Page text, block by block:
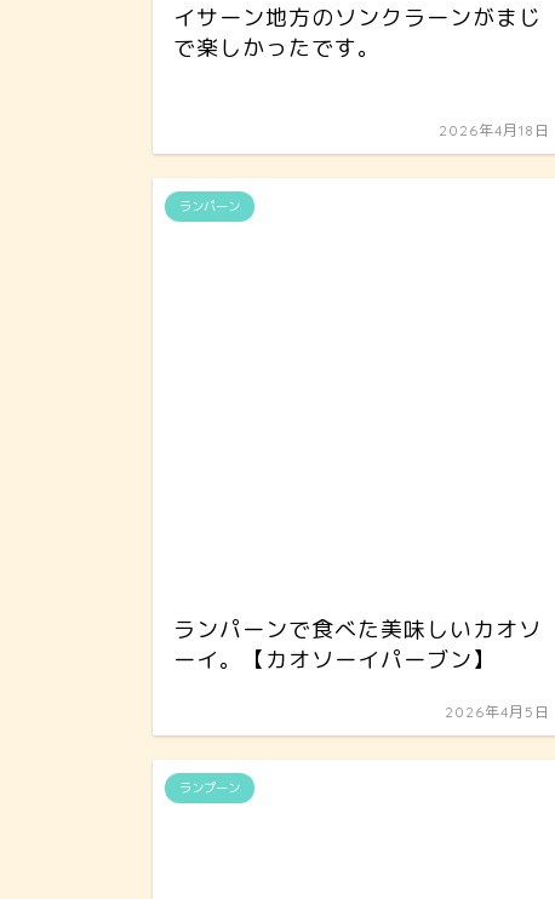
イサーン地方のソンクラーンがまじ
で楽しかったです。
2026年4月18日
ランパーン
ランパーンで食べた美味しいカオソ
ーイ。【カオソーイパーブン】
2026年4月5日
ランプーン